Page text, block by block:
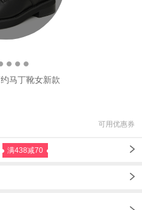
马丁靴女新款
可用优惠券
满438减70